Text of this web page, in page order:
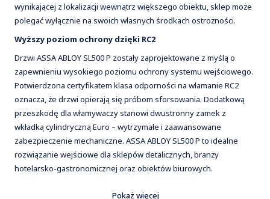
wynikającej z lokalizacji wewnątrz większego obiektu, sklep może
polegać wyłącznie na swoich własnych środkach ostrożności.
Wyższy poziom ochrony dzięki RC2
Drzwi ASSA ABLOY SL500 P zostały zaprojektowane z myślą o
zapewnieniu wysokiego poziomu ochrony systemu wejściowego.
Potwierdzona certyfikatem klasa odporności na włamanie RC2
oznacza, że drzwi opierają się próbom sforsowania. Dodatkową
przeszkodę dla włamywaczy stanowi dwustronny zamek z
wkładką cylindryczną Euro – wytrzymałe i zaawansowane
zabezpieczenie mechaniczne. ASSA ABLOY SL500 P to idealne
rozwiązanie wejściowe dla sklepów detalicznych, branży
hotelarsko-gastronomicznej oraz obiektów biurowych.
Pokaż więcej